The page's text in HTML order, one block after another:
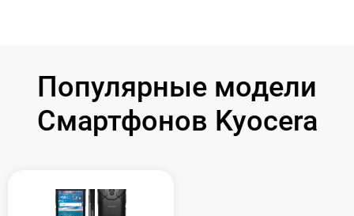
Популярные модели
Смартфонов Kyocera